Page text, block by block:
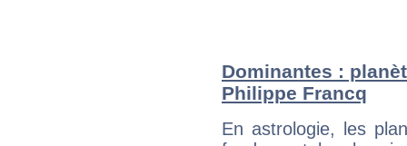
Dominantes :
Philippe Francq
En astrologie, les